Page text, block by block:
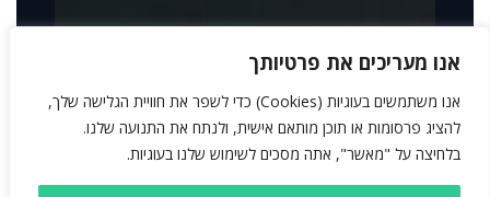
אנו מעריכים את פרטיותך
אנו משתמשים בעוגיות (Cookies) כדי לשפר את חוויית הגלישה שלך,
להציג פרסומות או תוכן מותאם אישית, ולנתח את התנועה שלנו.
בלחיצה על "מאשר", אתה מסכים לשימוש שלנו בעוגיות.